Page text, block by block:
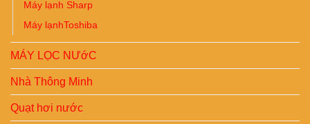
Máy lạnh Sharp
Máy lạnhToshiba
MÁY LỌC NƯớC
Nhà Thông Minh
Quạt hơi nước